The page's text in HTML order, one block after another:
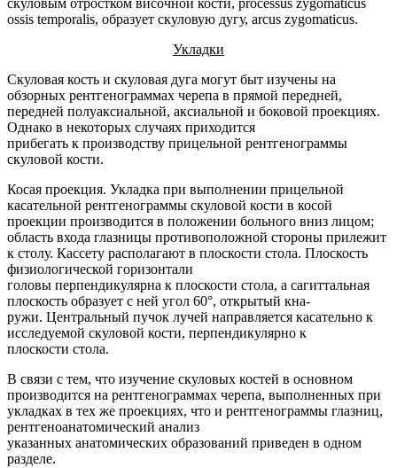
скуловым отростком височной кости, processus zygomaticus
ossis temporalis, образует скуловую дугу, arcus zygomaticus.
Укладки
Скуловая кость и скуловая дуга могут быт изучены на
обзорных рентгенограммах черепа в прямой передней,
передней полуаксиальной, аксиальной и боковой проекциях.
Однако в некоторых случаях приходится
прибегать к производству прицельной рентгенограммы
скуловой кости.
Косая проекция. Укладка при выполнении прицельной
касательной рентгенограммы скуловой кости в косой
проекции производится в положении больного вниз лицом;
область входа глазницы противоположной стороны прилежит
к столу. Кассету располагают в плоскости стола. Плоскость
физиологической горизонтали
головы перпендикулярна к плоскости стола, а сагиттальная
плоскость образует с ней угол 60°, открытый кна-
ружи. Центральный пучок лучей направляется касательно к
исследуемой скуловой кости, перпендикулярно к
плоскости стола.
В связи с тем, что изучение скуловых костей в основном
производится на рентгенограммах черепа, выполненных при
укладках в тех же проекциях, что и рентгенограммы глазниц,
рентгеноанатомический анализ
указанных анатомических образований приведен в одном
разделе.